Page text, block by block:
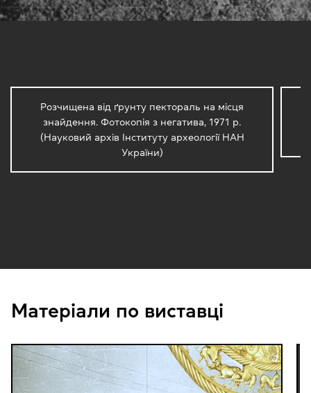
Розчищена від ґрунту пектораль на місця
знайдення. Фотокопія з негатива, 1971 р.
(Науковий архів Інституту археології НАН
України)
Матеріали по виставці